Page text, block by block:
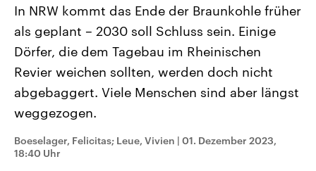
Landtagswahl Sachsen-Anhalt
2026
Alle Informationen
Sachsen-Anhalt wählt am 6.
September 2026 einen neuen
Landtag. Seit 2021 wird das
Bundesland von einer Koalition aus
CDU, SPD und FDP regiert.-
Umfragen, Prognosen,
Aktuelle Beiträge,
Hintergründe
Wirtschaftlich und
mit großem Einfluss auf
aktuelle Weltgeschehen.
In NRW kommt das Ende der Braunkohle früher
als geplant – 2030 soll Schluss sein. Einige
Dörfer, die dem Tagebau im Rheinischen
Revier weichen sollten, werden doch nicht
abgebaggert. Viele Menschen sind aber längst
weggezogen.
Boeselager, Felicitas; Leue, Vivien | 01. Dezember 2023,
18:40 Uhr